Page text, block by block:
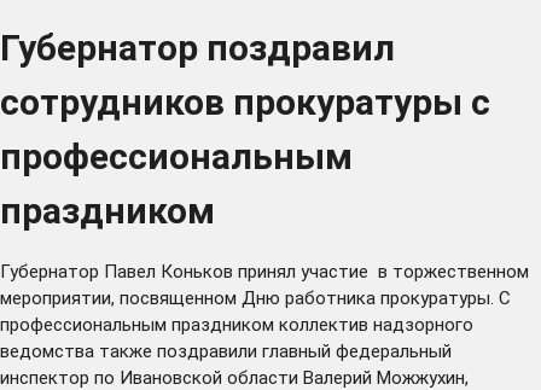
Губернатор поздравил
сотрудников прокуратуры с
профессиональным
праздником
Губернатор Павел Коньков принял участие в торжественном
мероприятии, посвященном Дню работника прокуратуры. С
профессиональным праздником коллектив надзорного
ведомства также поздравили главный федеральный
инспектор по Ивановской области Валерий Можжухин,